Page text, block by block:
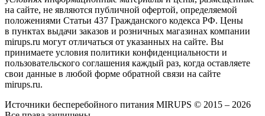
на сайте, не являются публичной офертой, определяемой
положениями Статьи 437 Гражданского кодекса РФ. Цены
в пунктах выдачи заказов и розничных магазинах компании
mirups.ru могут отличаться от указанных на сайте. Вы
принимаете условия политики конфиденциальности и
пользовательского соглашения каждый раз, когда оставляете
свои данные в любой форме обратной связи на сайте
mirups.ru.
Источники бесперебойного питания MIRUPS © 2015 – 2026